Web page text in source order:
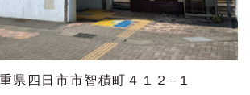
県四日市市智積町４１２−１